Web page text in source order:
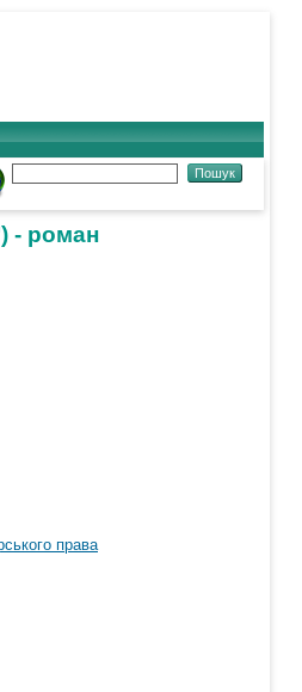
- роман
права